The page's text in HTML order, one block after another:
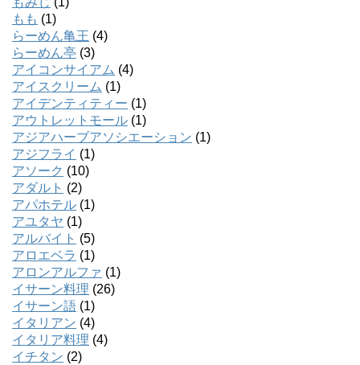
もも (1)
らーめん亀王 (4)
らーめん亭 (3)
アイコンサイアム (4)
アイスクリーム (1)
アイデンティティー (1)
アウトレットモール (1)
アジアハーブアソシエーション (1)
アジフライ (1)
アソーク (10)
アダルト (2)
アパホテル (1)
アユタヤ (1)
アルバイト (5)
アロエベラ (1)
アロンアルファ (1)
イサーン料理 (26)
イサーン語 (1)
イタリアン (4)
イタリア料理 (4)
イチタン (2)